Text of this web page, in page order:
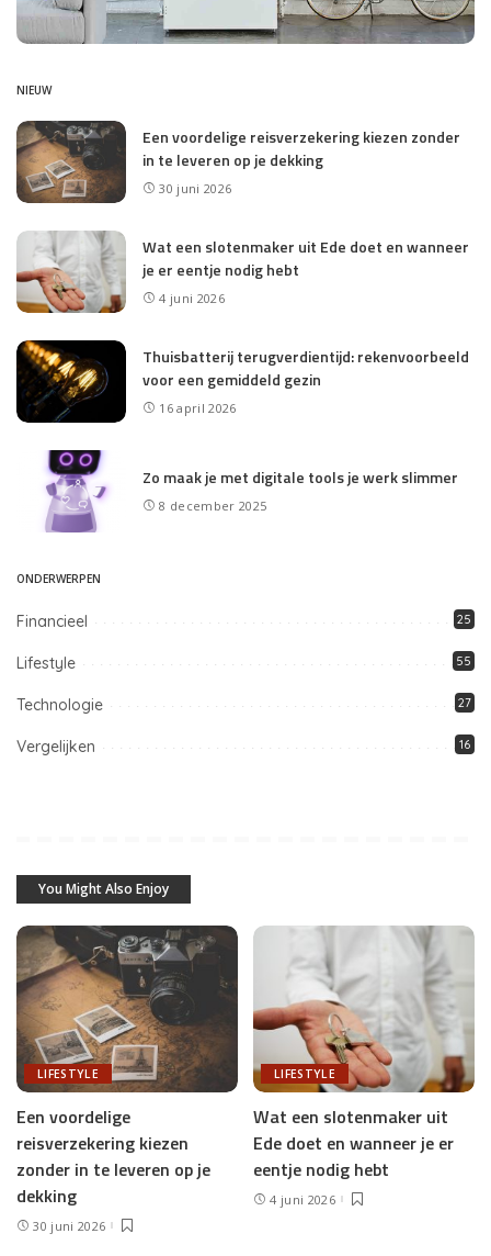
NIEUW
Een voordelige reisverzekering kiezen zonder
in te leveren op je dekking
30 juni 2026
Wat een slotenmaker uit Ede doet en wanneer
je er eentje nodig hebt
4 juni 2026
Thuisbatterij terugverdientijd: rekenvoorbeeld
voor een gemiddeld gezin
16 april 2026
Zo maak je met digitale tools je werk slimmer
8 december 2025
ONDERWERPEN
Financieel 25
Lifestyle 55
Technologie 27
Vergelijken 16
You Might Also Enjoy
LIFESTYLE
Een voordelige
reisverzekering kiezen
zonder in te leveren op je
dekking
30 juni 2026
LIFESTYLE
Wat een slotenmaker uit
Ede doet en wanneer je er
eentje nodig hebt
4 juni 2026